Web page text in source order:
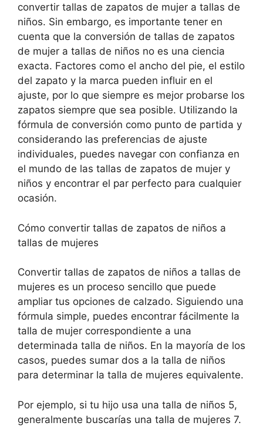
convertir tallas de zapatos de mujer a tallas de
niños. Sin embargo, es importante tener en
cuenta que la conversión de tallas de zapatos
de mujer a tallas de niños no es una ciencia
exacta. Factores como el ancho del pie, el estilo
del zapato y la marca pueden influir en el
ajuste, por lo que siempre es mejor probarse los
zapatos siempre que sea posible. Utilizando la
fórmula de conversión como punto de partida y
considerando las preferencias de ajuste
individuales, puedes navegar con confianza en
el mundo de las tallas de zapatos de mujer y
niños y encontrar el par perfecto para cualquier
ocasión.
Cómo convertir tallas de zapatos de niños a
tallas de mujeres
Convertir tallas de zapatos de niños a tallas de
mujeres es un proceso sencillo que puede
ampliar tus opciones de calzado. Siguiendo una
fórmula simple, puedes encontrar fácilmente la
talla de mujer correspondiente a una
determinada talla de niños. En la mayoría de los
casos, puedes sumar dos a la talla de niños
para determinar la talla de mujeres equivalente.
Por ejemplo, si tu hijo usa una talla de niños 5,
generalmente buscarías una talla de mujeres 7.